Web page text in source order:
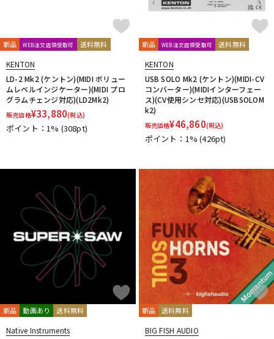
新品 WEB注文店頭受取可 送料無料
KENTON
LD-2 Mk2 (ケントン)(MIDI ボリュー
ムレベルインジケーター)(MIDI プロ
グラムチェンジ対応)(LD2Mk2)
販売価格¥33,880(税込)
ポイント：1% (308pt)
新品 WEB注文店頭受取可 送料無料
KENTON
USB SOLO Mk2 (ケントン)(MIDI-CV
コンバーター)(MIDIインターフェー
ス)(CV使用シンセ対応)(USBSOLOM
k2)
販売価格¥46,860(税込)
ポイント：1%(426pt)
新品 動画あり 送料無料
Native Instruments
新品 送料無料
BIG FISH AUDIO